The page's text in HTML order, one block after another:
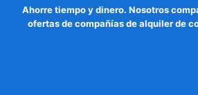
Ahorre tiempo y dinero. Nosotros
ofertas de compañías de alquiler de